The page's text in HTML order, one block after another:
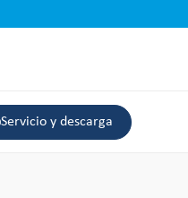
Servicio y descarga